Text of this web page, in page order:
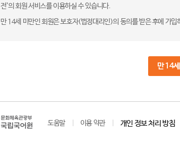
전’의 회원 서비스를 이용하실 수 있습니다.
만 14세 미만인 회원은 보호자(법정대리인)의 동의를 받은 후에 가입
만 14
도움말 이용 약관 개인 정보 처리 방침